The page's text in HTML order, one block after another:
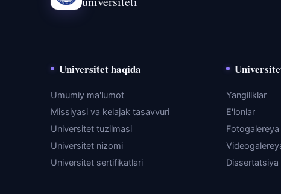
Universitet haqida
Umumiy ma'lumot
Missiyasi va kelajak tasavvuri
Universitet tuzilmasi
Universitet nizomi
Universitet sertifikatlari
Yangiliklar
E'lonlar
Fotogalereya